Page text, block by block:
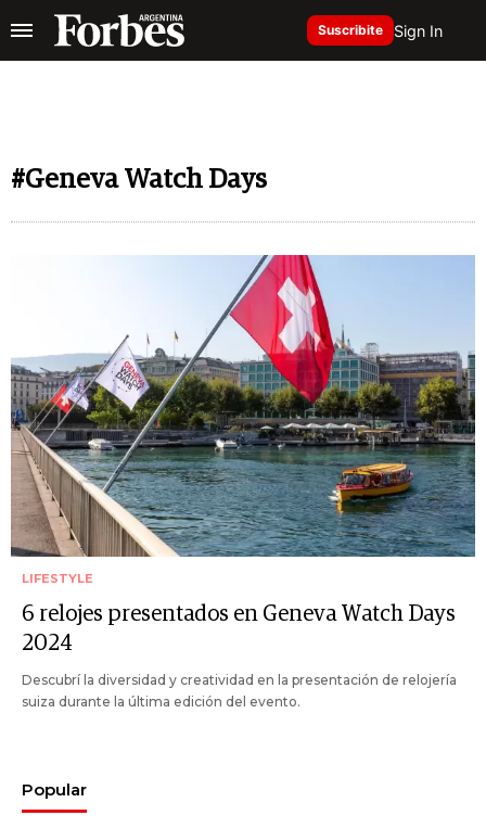
Suscribite Sign In
#Geneva Watch Days
LIFESTYLE
6 relojes presentados en Geneva Watch Days
2024
Descubrí la diversidad y creatividad en la presentación de relojería
suiza durante la última edición del evento.
Popular